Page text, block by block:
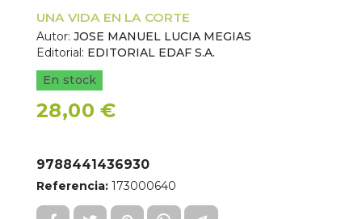
UNA VIDA EN LA CORTE
Autor: JOSE MANUEL LUCIA MEGIAS
Editorial: EDITORIAL EDAF S.A.
En stock
28,00 €
9788441436930
Referencia: 173000640